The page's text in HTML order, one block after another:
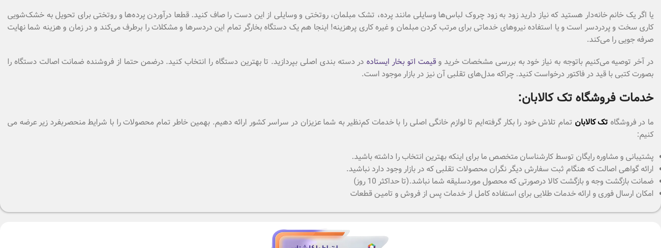
یا اگر یک خانم خانه‌دار هستید که نیاز دارید زود به زود چروک لباس‌ها وسایلی مانند پرده، تشک مبلمان، روتختی و وسایلی از این دست را صاف کنید. قطعا درآوردن پرده‌ها و روتختی برای تحویل به خشک‌شویی
کاری سخت و پردردسر است و یا استفاده نیروهای خدماتی برای مرتب کردن مبلمان و غیره کاری پرهزینه! اینجا هم یک دستگاه بخارگر تمام این دردسرها و مشکلات را برطرف می‌کند و در زمان و هزینه شما نهایت
صرفه جویی را می‌کند.
در آخر توصیه می‌کنیم باتوجه به نیاز خود به بررسی مشخصات خرید وقیمت اتو بخار ایستادهدر دسته بندی اصلی بپردازید. تا بهترین دستگاه را انتخاب کنید. درضمن حتما از فروشنده ضمانت اصالت دستگاه را
بصورت کتبی با قید در فاکتور درخواست کنید. چراکه مدل‌های تقلبی آن نیز در بازار موجود است.
خدمات فروشگاه تک کالابان:
ما در فروشگاه تک کالابان تمام تلاش خود را بکار گرفته‌ایم تا لوازم خانگی اصلی را با خدمات کم‌نظیر به شما عزیزان در سراسر کشور ارائه دهیم. بهمین خاطر تمام محصولات را با شرایط منحصربفرد زیر عرضه می
کنیم:
پشتیبانی و مشاوره رایگان توسط کارشناسان متخصص ما برای اینکه بهترین انتخاب را داشته باشید.
ارائه گواهی اصالت که هنگام ثبت سفارش دیگر نگران محصولات تقلبی که در بازار وجود دارد نباشید.
ضمانت بازگشت وجه و بازگشت کالا درصورتی که محصول موردسلیقه شما نباشد.(تا حداکثر 10 روز)
امکان ارسال فوری و ارائه خدمات طلایی برای استفاده کامل از خدمات پس از فروش و تامیـن قطعات